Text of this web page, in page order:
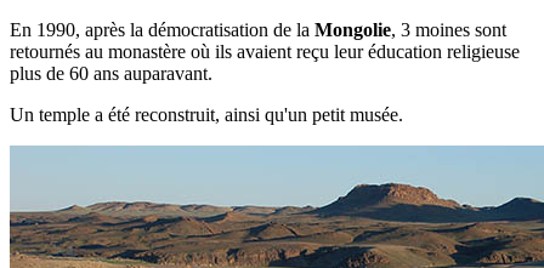
En 1990, après la démocratisation de la Mongolie, 3 moines sont
retournés au monastère où ils avaient reçu leur éducation religieuse
plus de 60 ans auparavant.
Un temple a été reconstruit, ainsi qu'un petit musée.